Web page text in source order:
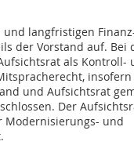
und langfristigen
der Vorstand auf. Bei
als Kontroll-
und Aufsichtsrat
Der
Modernisierungs- und